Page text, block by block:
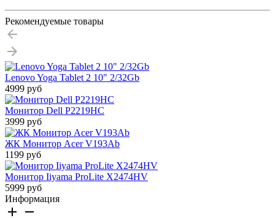
Рекомендуемые товары
Lenovo Yoga Tablet 2 10" 2/32Gb
4999 руб
Монитор Dell P2219HC
3999 руб
ЖК Монитор Acer V193Ab
1199 руб
Монитор Iiyama ProLite X2474HV
5999 руб
Информация